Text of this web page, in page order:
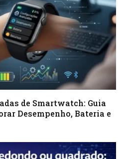
de Smartwatch: Guia
Desempenho, Bateria e